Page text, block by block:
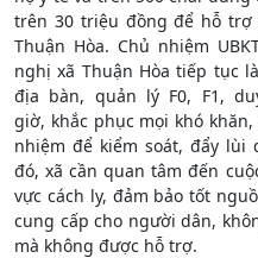
trên 30 triệu đồng để hỗ trợ
Thuận Hòa. Chủ nhiệm
nghị xã Thuận Hòa tiếp tục
địa bàn, quản lý F0, F1,
giờ, khắc phục mọi khó
nhiệm để kiểm soát, đẩy lùi
đó, xã cần quan tâm đến
vực cách ly, đảm bảo tốt
cung cấp cho người dân,
mà không được hỗ trợ.